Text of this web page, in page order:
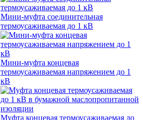
Мини-муфта соединительная
термоусаживаемая до 1 кВ
Мини-муфта концевая
термоусаживаемая напряжением до 1
кВ
Муфта концевая термоусаживаемая до